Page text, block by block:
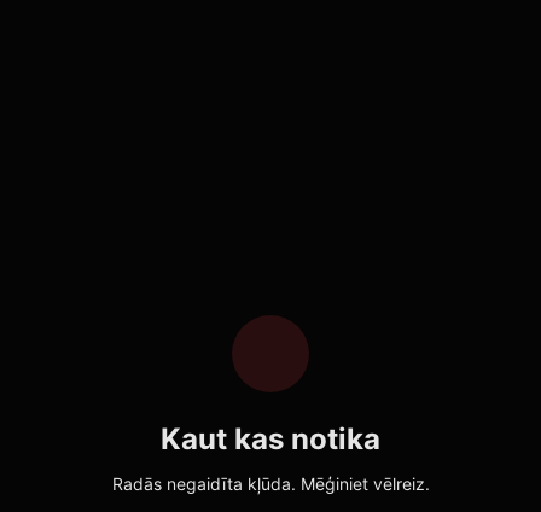
Kaut kas notika
Radās negaidīta kļūda. Mēģiniet vēlreiz.